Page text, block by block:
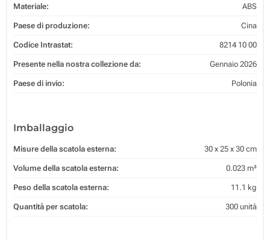
Materiale: ABS
Paese di produzione: Cina
Codice Intrastat: 8214 10 00
Presente nella nostra collezione da: Gennaio 2026
Paese di invio: Polonia
Imballaggio
Misure della scatola esterna: 30 x 25 x 30 cm
Volume della scatola esterna: 0.023 m³
Peso della scatola esterna: 11.1 kg
Quantità per scatola: 300 unità